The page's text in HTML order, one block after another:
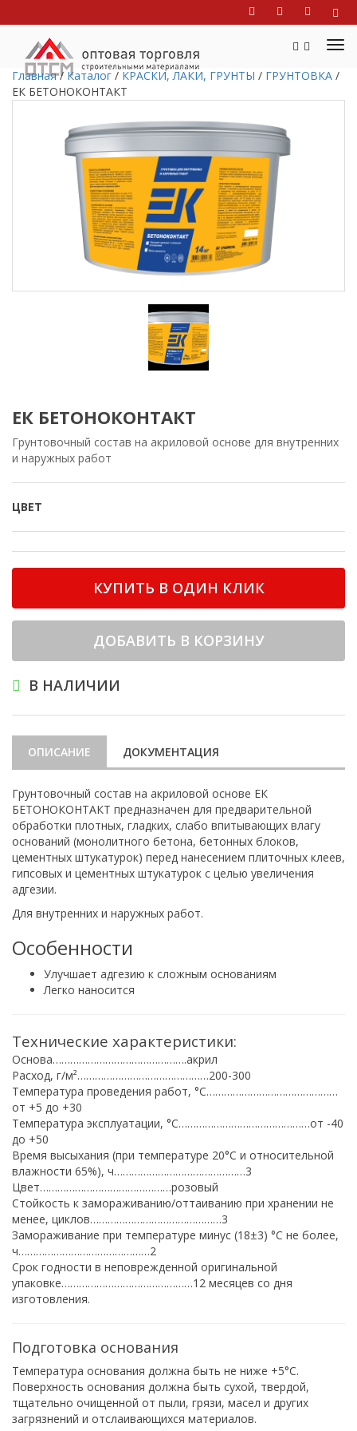
Главная /Каталог / КРАСКИ, ЛАКИ, ГРУНТЫ / ГРУНТОВКА /
ЕК БЕТОНОКОНТАКТ
ЕК БЕТОНОКОНТАКТ
Грунтовочный состав на акриловой основе для внутренних
и наружных работ
ЦВЕТ
КУПИТЬ В ОДИН КЛИК
ДОБАВИТЬ В КОРЗИНУ
В НАЛИЧИИ
ОПИСАНИЕ ДОКУМЕНТАЦИЯ
Грунтовочный состав на акриловой основе ЕК
БЕТОНОКОНТАКТ предназначен для предварительной
обработки плотных, гладких, слабо впитывающих влагу
оснований (монолитного бетона, бетонных блоков,
цементных штукатурок) перед нанесением плиточных клеев,
гипсовых и цементных штукатурок с целью увеличения
адгезии.
Для внутренних и наружных работ.
Особенности
Улучшает адгезию к сложным основаниям
Легко наносится
Технические характеристики:
Основа……………………………………….акрил
Расход, г/м²………………………………………200-300
Температура проведения работ, °С………………………………………
от +5 до +30
Температура эксплуатации, °С………………………………………от -40
до +50
Время высыхания (при температуре 20°С и относительной
влажности 65%), ч………………………………………3
Цвет………………………………………розовый
Стойкость к замораживанию/оттаиванию при хранении не
менее, циклов………………………………………3
Замораживание при температуре минус (18±3) °С не более,
ч………………………………………2
Срок годности в неповрежденной оригинальной
упаковке………………………………………12 месяцев со дня
изготовления.
Подготовка основания
Температура основания должна быть не ниже +5°С.
Поверхность основания должна быть сухой, твердой,
тщательно очищенной от пыли, грязи, масел и других
загрязнений и отслаивающихся материалов.